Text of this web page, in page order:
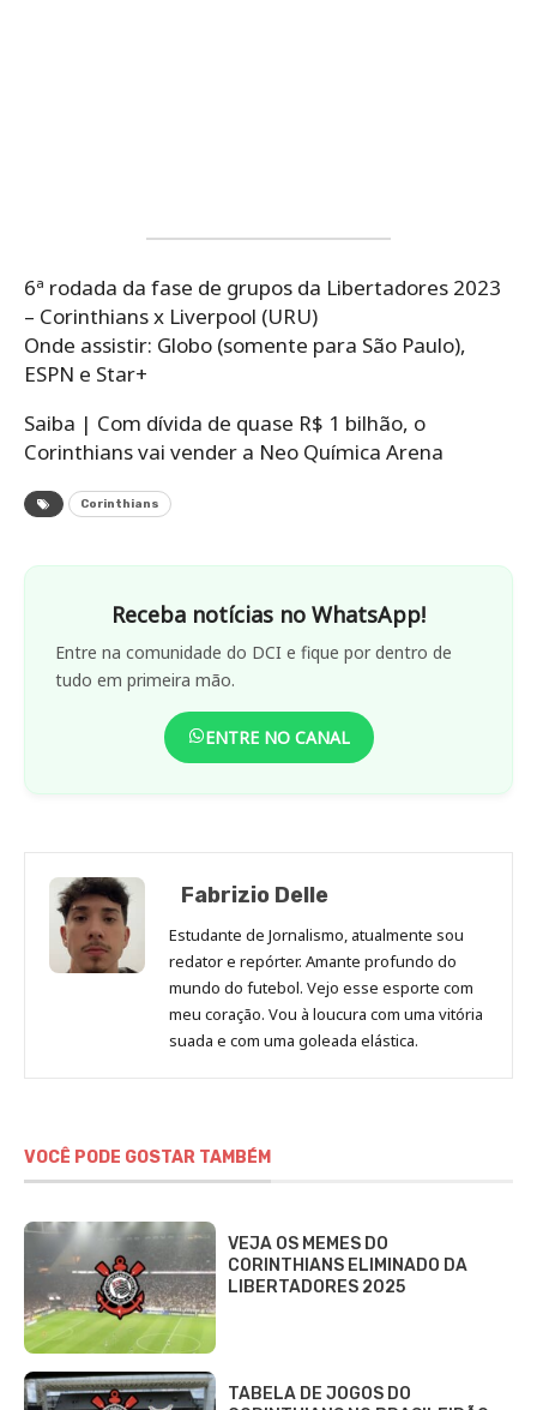
6ª rodada da fase de grupos da Libertadores 2023
– Corinthians x Liverpool (URU)
Onde assistir: Globo (somente para São Paulo),
ESPN e Star+
Saiba | Com dívida de quase R$ 1 bilhão, o
Corinthians vai vender a Neo Química Arena
Corinthians
Receba notícias no WhatsApp!
Entre na comunidade do DCI e fique por dentro de
tudo em primeira mão.
ENTRE NO CANAL
Fabrizio Delle
Estudante de Jornalismo, atualmente sou
redator e repórter. Amante profundo do
mundo do futebol. Vejo esse esporte com
meu coração. Vou à loucura com uma vitória
suada e com uma goleada elástica.
VOCÊ PODE GOSTAR TAMBÉM
VEJA OS MEMES DO
CORINTHIANS ELIMINADO DA
LIBERTADORES 2025
TABELA DE JOGOS DO